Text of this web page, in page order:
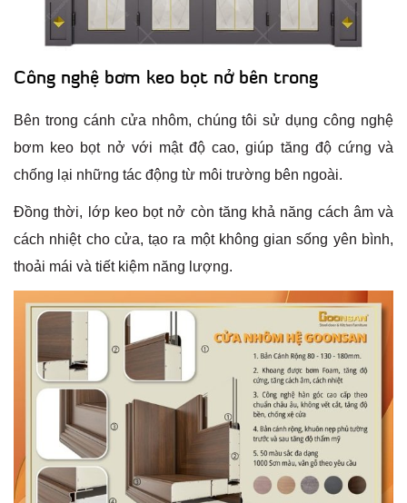
Công nghệ bơm keo bọt nở bên trong
Bên trong cánh cửa nhôm, chúng tôi sử dụng công nghệ
bơm keo bọt nở với mật độ cao, giúp tăng độ cứng và
chống lại những tác động từ môi trường bên ngoài.
Đồng thời, lớp keo bọt nở còn tăng khả năng cách âm và
cách nhiệt cho cửa, tạo ra một không gian sống yên bình,
thoải mái và tiết kiệm năng lượng.